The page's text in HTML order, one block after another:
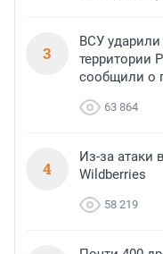
3
ВСУ
территории
сообщили о
63 864
4
Из-за атаки
Wildberries
58 219